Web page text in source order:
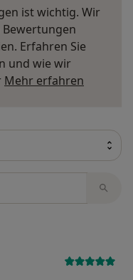
ist wichtig. Wir
Erfahren Sie
und wie wir
Mehr erfahren